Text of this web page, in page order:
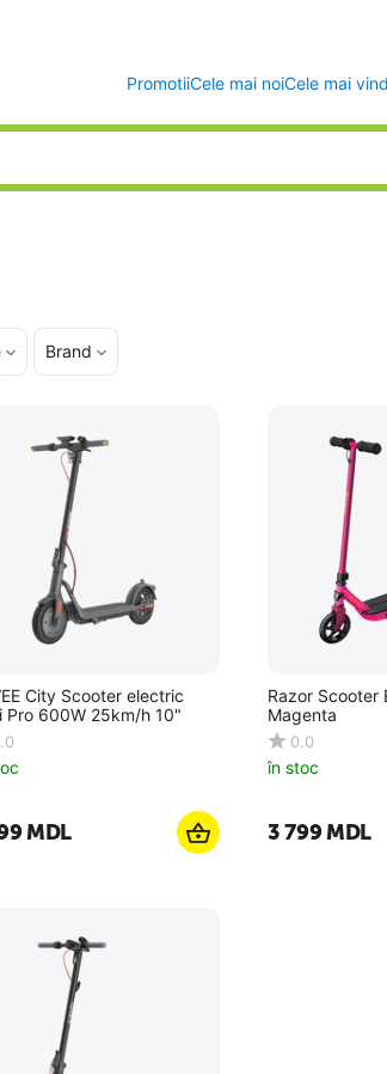
PromotiiCele mai noiCele mai
Brand
City Scooter electric
Pro 600W 25km/h 10"
MDL
Razor Scooter
Magenta
0.0
în stoc
3 799MDL